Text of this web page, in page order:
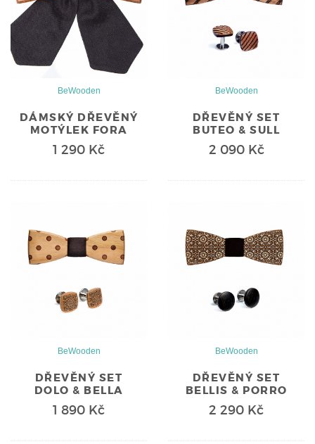
BeWooden
DÁMSKÝ DŘEVĚNÝ
MOTÝLEK FORA
1 290 Kč
BeWooden
DŘEVĚNÝ SET
BUTEO & SULL
2 090 Kč
BeWooden
DŘEVĚNÝ SET
DOLO & BELLA
1 890 Kč
BeWooden
DŘEVĚNÝ SET
BELLIS & PORRO
2 290 Kč